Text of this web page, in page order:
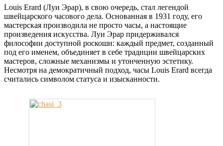
Louis Erard (Луи Эрар), в свою очередь, стал легендой
швейцарского часового дела. Основанная в 1931 году, его
мастерская производила не просто часы, а настоящие
произведения искусства. Луи Эрар придерживался
философии доступной роскоши: каждый предмет, созданный
под его именем, объединяет в себе традиции швейцарских
мастеров, сложные механизмы и утонченную эстетику.
Несмотря на демократичный подход, часы Louis Erard всегда
считались символом статуса и изысканности.